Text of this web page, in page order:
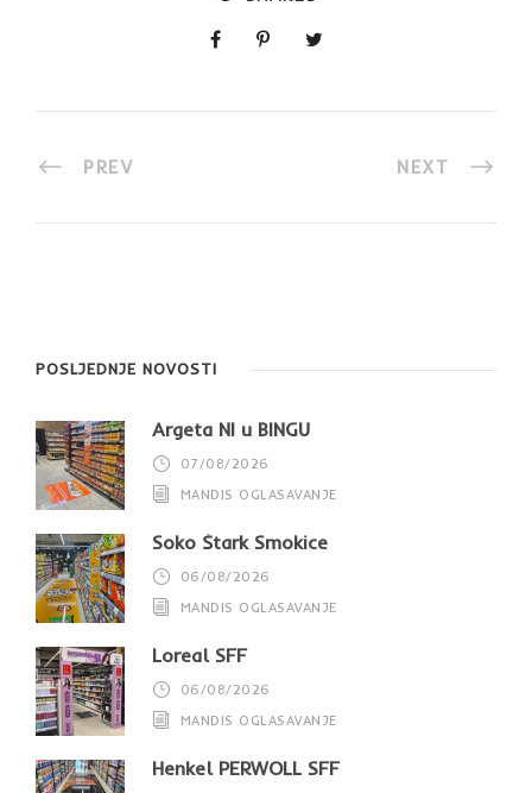
PREV NEXT
POSLJEDNJE NOVOSTI
Argeta NI u BINGU
07/08/2026
MANDIS OGLASAVANJE
Soko Štark Smokice
06/08/2026
MANDIS OGLASAVANJE
Loreal SFF
06/08/2026
MANDIS OGLASAVANJE
Henkel PERWOLL SFF